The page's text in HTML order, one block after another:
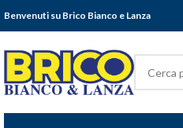
Benvenuti su Brico Bianco e Lanza